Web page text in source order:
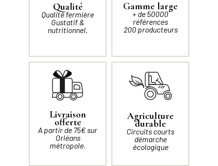
Qualité
Qualité fermière
Gustatif &
nutritionnel.
Gamme large
+ de 50000
références
200 producteurs
Livraison
offerte
A partir de 75€ sur
Orléans
métropole.
Agriculture
durable
Circuits courts
démarche
écologique